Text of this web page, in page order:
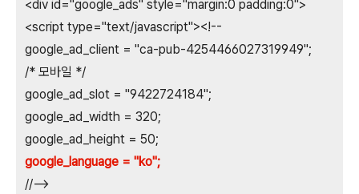
<div id="google_ads" style="margin:0 padding:0">
<script type="text/javascript"><!--
google_ad_client = "ca-pub-4254466027319949";
/* 모바일 */
google_ad_slot = "9422724184";
google_ad_width = 320;
google_ad_height = 50;
google_language = "ko";
//-->